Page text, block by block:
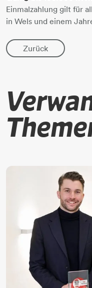
Einmalzahlung gilt für
in Wels und einem
Zurück